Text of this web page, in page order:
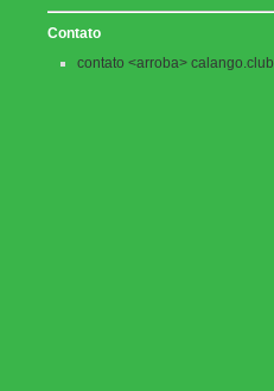
Contato
contato <arroba> calango.club